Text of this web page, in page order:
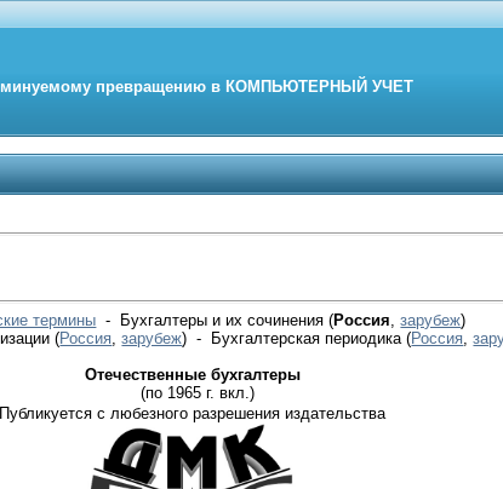
превращению в КОМПЬЮТЕРНЫЙ УЧЕТ
термины - Бухгалтеры и их сочинения (Россия ,зарубеж)
(Россия ,зарубеж) - Бухгалтерская периодика(Россия ,
Отечественные бухгалтеры
(по 1965 г. вкл.)
Публикуется с любезного разрешения издательства